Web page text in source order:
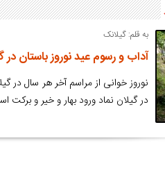
به قلم: گیلانک
آداب و رسوم عید نوروز باستان در
نوروز خوانی از مراسم آخر هر سال در
در گیلان نماد ورود بهار و خیر و برکت